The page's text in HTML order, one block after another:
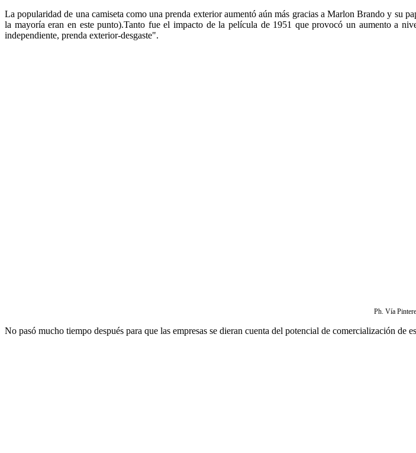
La popularidad de una camiseta como una prenda exterior aumentó aún más gracias a Marlon Brando y su
la mayoría eran en este punto).Tanto fue el impacto de la película de 1951 que provocó un aumento a
independiente, prenda exterior-desgaste".
Ph. Vía
No pasó mucho tiempo después para que las empresas se dieran cuenta del potencial de comercialización de